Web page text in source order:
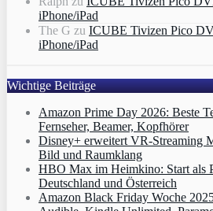
iPhone/iPad
The G zu ICUBE Tivizen Pico
iPhone/iPad
Wichtige Beiträge
Amazon Prime Day 2026: Beste
Fernseher, Beamer, Kopfhörer
Disney+ erweitert VR‑Streaming
Bild und Raumklang
HBO Max im Heimkino: Start als
Deutschland und Österreich
Amazon Black Friday Woche